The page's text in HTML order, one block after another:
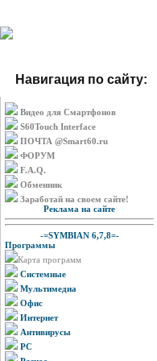
Навигация по сайту:
Видео для Смартфонов
S60Touch Interface
ПОЧТА @Smart60.ru
ФОРУМ
F.A.Q.
Обменник
Заработай на своем сайте!
Реклама на сайте
-=SYMBIAN 6,7,8=-
Программы
Карта программ
Системные
Мультимедиа
Офис
Интернет
Антивирусы
PC